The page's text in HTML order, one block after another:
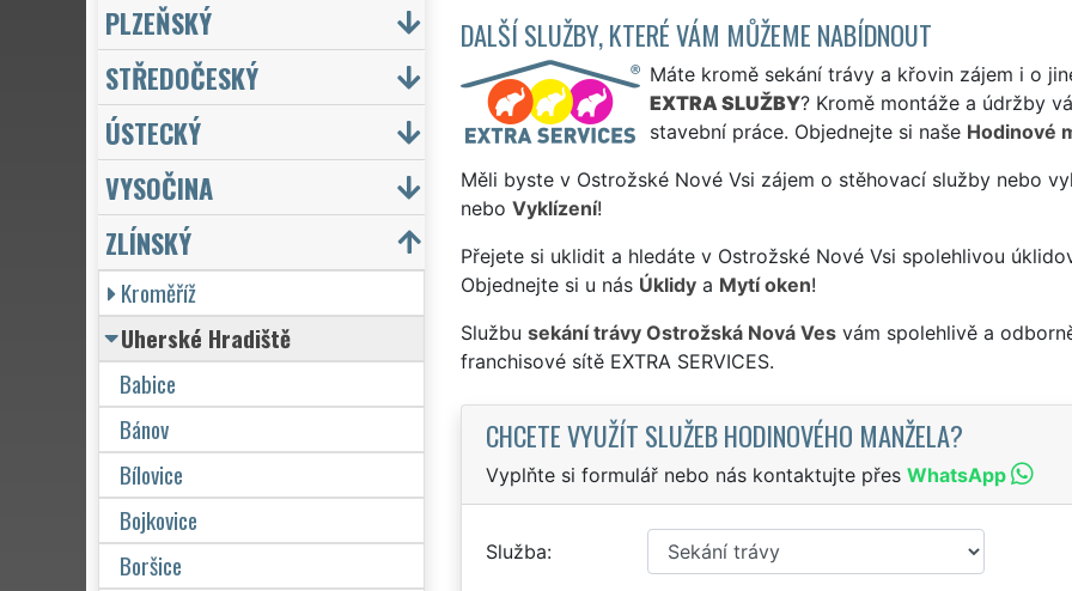
DALŠÍ SLUŽBY, KTERÉ VÁM MŮŽEME NABÍDNOUT
Máte kromě sekání trávy a křovin zájem i o
EXTRA SLUŽBY? Kromě montáže a údržby
stavební práce. Objednejte si naše Hodinové
Měli byste v Ostrožské Nové Vsi zájem o stěhovací služby nebo
nebo Vyklízení!
Přejete si uklidit a hledáte v Ostrožské Nové Vsi spolehlivou
Objednejte si u nás Úklidya Mytí oken!
Službu sekání trávy Ostrožská Nová Vesvám spolehlivě a
franchisové sítě EXTRA SERVICES.
CHCETE VYUŽÍT SLUŽEB HODINOVÉHO MANŽELA?
Vyplňte si formulář nebo nás kontaktujte přes WhatsApp
Služba
PLZEŇSKÝ
STŘEDOČESKÝ
ÚSTECKÝ
VYSOČINA
ZLÍNSKÝ
Kroměříž
Uherské Hradiště
Babice
Bánov
Bílovice
Bojkovice
Boršice